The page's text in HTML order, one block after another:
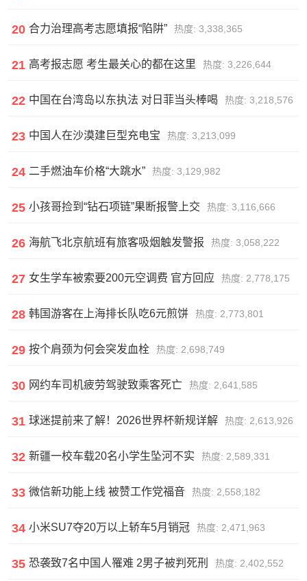
20 合力治理高考志愿填报“陷阱” 热度: 3,338,365
21 高考报志愿 考生最关心的都在这里 热度: 3,226,644
22 中国在台湾岛以东执法 对日菲当头棒喝 热度: 3,218,576
23 中国人在沙漠建巨型充电宝 热度: 3,213,099
24 二手燃油车价格“大跳水” 热度: 3,129,982
25 小孩哥捡到“钻石项链”果断报警上交 热度: 3,116,666
26 海航飞北京航班有旅客吸烟触发警报 热度: 3,058,222
27 女生学车被索要200元空调费 官方回应 热度: 2,778,175
28 韩国游客在上海排长队吃6元煎饼 热度: 2,773,801
29 按个肩颈为何会突发血栓 热度: 2,698,749
30 网约车司机疲劳驾驶致乘客死亡 热度: 2,641,585
31 球迷提前来了解！2026世界杯新规详解 热度: 2,613,926
32 新疆一校车载20名小学生坠河不实 热度: 2,589,331
33 微信新功能上线 被赞工作党福音 热度: 2,558,182
34 小米SU7夺20万以上轿车5月销冠 热度: 2,471,963
35 恐袭致7名中国人罹难 2男子被判死刑 热度: 2,402,552